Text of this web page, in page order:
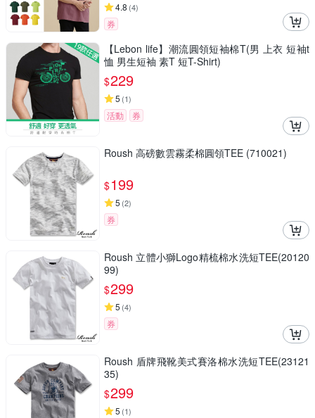
4.8 (4)
券
【Lebon life】潮流圓領短袖棉T(男 上衣 短袖t
恤 男生短袖 素T 短T-Shirt)
$229
5 (1)
活動 券
Roush 高磅數雲霧柔棉圓領TEE (710021)
$199
5 (2)
券
Roush 立體小獅Logo精梳棉水洗短TEE(20120
99)
$299
5 (4)
券
Roush 盾牌飛靴美式賽洛棉水洗短TEE(23121
35)
$299
5 (1)